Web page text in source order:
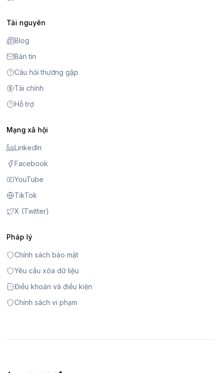
Tài nguyên
Blog
Bản tin
Câu hỏi thường gặp
Tài chính
Hỗ trợ
Mạng xã hội
LinkedIn
Facebook
YouTube
TikTok
X (Twitter)
Pháp lý
Chính sách bảo mật
Yêu cầu xóa dữ liệu
Điều khoản và điều kiện
Chính sách vi phạm